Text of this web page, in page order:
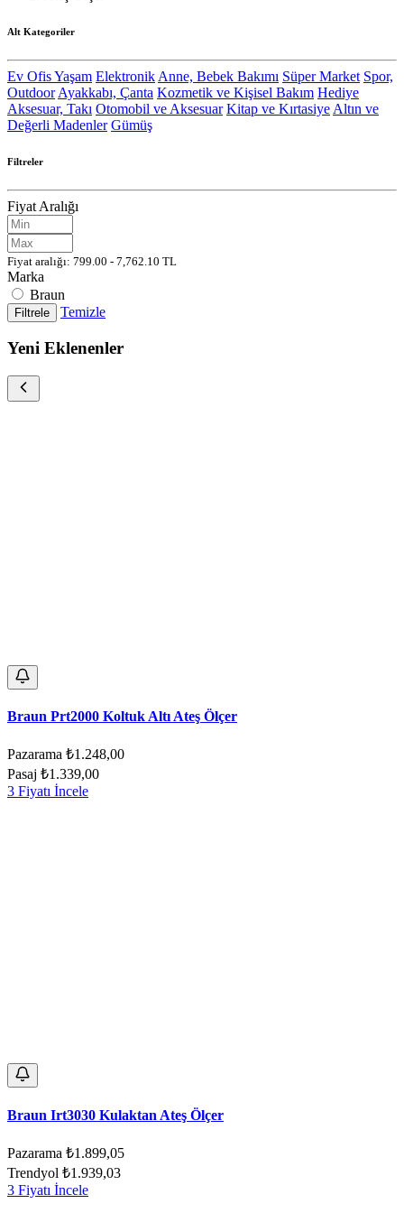
Alt Kategoriler
Ev Ofis Yaşam Elektronik Anne, Bebek Bakımı Süper Market Spor,
Outdoor Ayakkabı, Çanta Kozmetik ve Kişisel Bakım Hediye
Aksesuar, Takı Otomobil ve Aksesuar Kitap ve Kırtasiye Altın ve
Değerli Madenler Gümüş
Filtreler
Fiyat Aralığı
Fiyat aralığı: 799.00 - 7,762.10 TL
Marka
Braun
Filtrele Temizle
Yeni Eklenenler
Braun Prt2000 Koltuk Altı Ateş Ölçer
Pazarama ₺1.248,00
Pasaj ₺1.339,00
3 Fiyatı İncele
Braun Irt3030 Kulaktan Ateş Ölçer
Pazarama ₺1.899,05
Trendyol ₺1.939,03
3 Fiyatı İncele